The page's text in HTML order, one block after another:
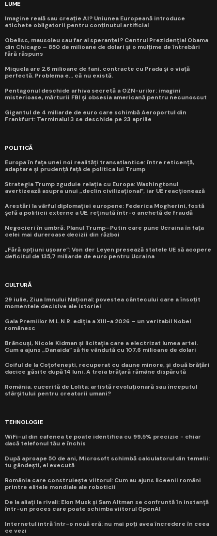
LUME
Imagine reală sau creație AI? Uniunea Europeană introduce
etichete obligatorii pentru conținutul artificial
Obelisc, mausoleu sau far al speranței? Centrul Prezidențial Obama
din Chicago – 850 de milioane de dolari și o mulțime de întrebări
fără răspuns
Miquela are 2,6 milioane de fani, contracte cu Prada și o viață
perfectă. Problema e... că nu există.
Pentagonul deschide arhiva secretă a OZN-urilor: imagini
misterioase, mărturii FBI și obsesia americană pentru necunoscut
Gigantul de 4 miliarde de euro care schimbă Aeroportul din
Frankfurt: Terminalul 3 se deschide pe 23 aprilie
POLITICĂ
Europa în fața unei noi realități transatlantice: între reticență,
adaptare și prudență față de politica lui Trump
Strategia Trump zguduie relația cu Europa: Washingtonul
avertizează asupra unui „declin civilizațional”, iar UE reacționează
Arestări la vârful diplomației europene: Federica Mogherini, fostă
șefă a politicii externe a UE, reținută într-o anchetă de fraudă
Negocieri în umbră: Planul Trump–Putin care pune Ucraina în fața
celei mai dureroase decizii din război
„Fără opțiuni ușoare”: Von der Leyen presează statele UE să acopere
deficitul de 135,7 miliarde de euro pentru Ucraina
CULTURĂ
29 iulie, Ziua Imnului Național: povestea cântecului care a însoțit
momentele decisive ale istoriei
Gala Premiilor M.L.N.R. ediția a XIII-a 2026 – un veritabil Nobel
românesc
Brâncuși, Nicole Kidman și licitația care a electrizat lumea artei.
Cum a ajuns „Danaida” să fie vândută cu 107,6 milioane de dolari
Coiful de la Coțofenești, recuperat cu daune minore, și două brățări
dacice găsite după 14 luni. A treia brățară rămâne dispărută
România, cucerită de Lolita: artistă revoluționară sau începutul
sfârșitului pentru creatorii umani?
TEHNOLOGIE
WiFi-ul din cafenea te poate identifica cu 99,5% precizie - chiar
dacă telefonul tău e închis
După aproape 50 de ani, Microsoft schimbă calculatorul din temelii:
tu gândești, el execută
România care construiește viitorul: Cum au ajuns liceenii români
printre elitele mondiale ale roboticii
De la aliați la rivali: Elon Musk și Sam Altman se confruntă în instanță
într-un proces care poate schimba viitorul OpenAI
Internetul intră într-o nouă eră: nu mai poți avea încredere în ceea
ce vezi